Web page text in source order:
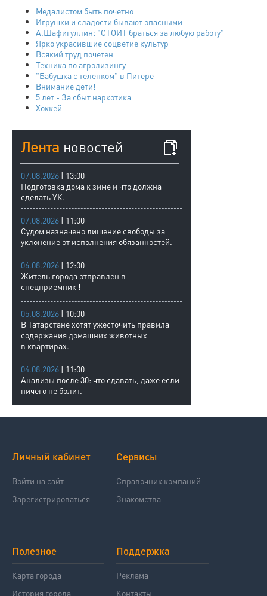
Медалистом быть почетно
Игрушки и сладости бывают опасными
А.Шафигуллин: "СТОИТ браться за любую работу"
Ярко украсившие соцветие культур
Всякий труд почетен
Техника по агролизингу
"Бабушка с теленком" в Питере
Внимание дети!
5 лет - За сбыт наркотика
Хоккей
Лента новостей
07.08.2026 | 13:00
Подготовка дома к зиме и что должна
сделать УК.
07.08.2026 | 11:00
Судом назначено лишение свободы за
уклонение от исполнения обязанностей.
06.08.2026 | 12:00
Житель города отправлен в
спецприемник ❗
05.08.2026 | 10:00
В Татарстане хотят ужесточить правила
содержания домашних животных
в квартирах.
04.08.2026 | 11:00
Анализы после 30: что сдавать, даже если
ничего не болит.
Личный кабинет
Войти на сайт
Зарегистрироваться
Сервисы
Справочник компаний
Знакомства
Полезное
Карта города
История города
Поддержка
Реклама
Контакты